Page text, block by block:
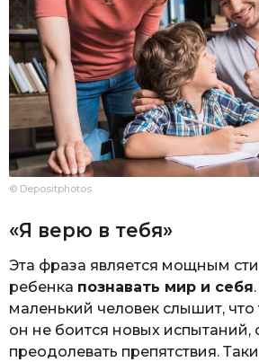
© Depositphotos
«Я верю в тебя»
Эта фраза является мощным
ребенка познавать мир и себя
маленький человек слышит, что
он не боится новых испытаний,
преодолевать препятствия.